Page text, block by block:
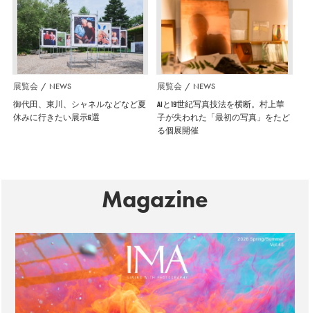
展覧会 NEWS
御代田、東川、シャネルなどなど夏
休みに行きたい展示6選
展覧会 NEWS
AIと19世紀写真技法を横断。村上華
子が失われた「最初の写真」をたど
る個展開催
Magazine